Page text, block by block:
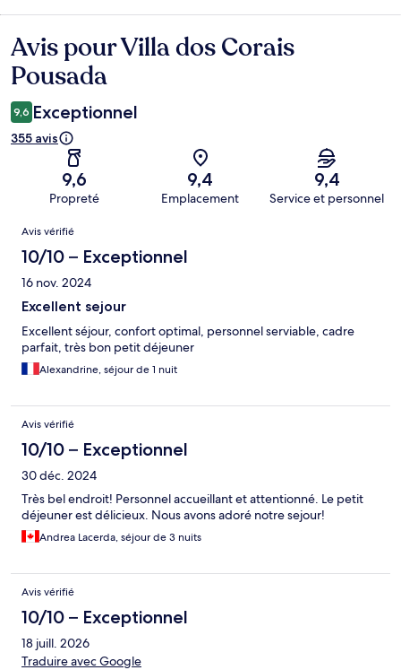
Avis
Avis pour Villa dos Corais
Pousada
9,6 Exceptionnel
355 avis
9,6
Propreté
9,4
Emplacement
9,4
Service et personnel
Avis
Avis vérifié
10/10 – Exceptionnel
16 nov. 2024
Excellent sejour
Excellent séjour, confort optimal, personnel serviable, cadre
parfait, très bon petit déjeuner
Alexandrine, séjour de 1 nuit
Avis vérifié
10/10 – Exceptionnel
30 déc. 2024
Très bel endroit! Personnel accueillant et attentionné. Le petit
déjeuner est délicieux. Nous avons adoré notre sejour!
Andrea Lacerda, séjour de 3 nuits
Avis vérifié
10/10 – Exceptionnel
18 juill. 2026
Traduire avec Google